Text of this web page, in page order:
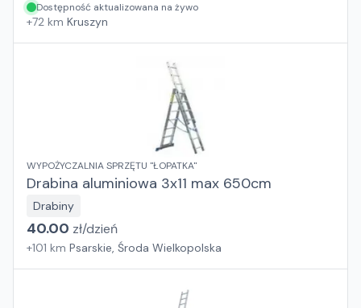
Dostępność aktualizowana na żywo
+72 km Kruszyn
WYPOŻYCZALNIA SPRZĘTU "ŁOPATKA"
Drabina aluminiowa 3x11 max 650cm
Drabiny
40.00 zł/dzień
+101 km Psarskie, Środa Wielkopolska